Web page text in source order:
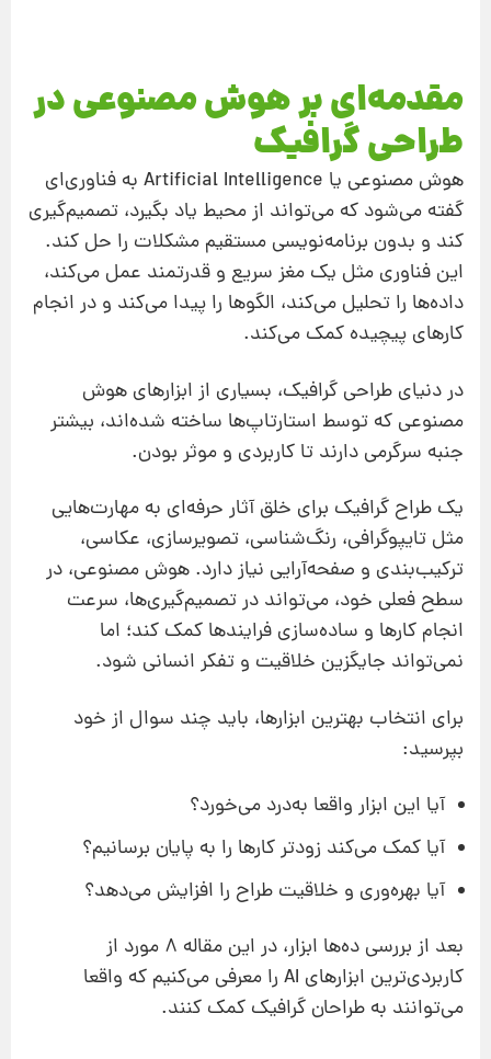
مقدمه‌ای بر هوش مصنوعی در
طراحی گرافیک
هوش مصنوعی یا Artificial Intelligence به فناوری‌ای
گفته می‌شود که می‌تواند از محیط یاد بگیرد، تصمیم‌گیری
کند و بدون برنامه‌نویسی مستقیم مشکلات را حل کند.
این فناوری مثل یک مغز سریع و قدرتمند عمل می‌کند،
داده‌ها را تحلیل می‌کند، الگوها را پیدا می‌کند و در انجام
کارهای پیچیده کمک می‌کند.
در دنیای طراحی گرافیک، بسیاری از ابزارهای هوش
مصنوعی که توسط استارتاپ‌ها ساخته شده‌اند، بیشتر
جنبه سرگرمی دارند تا کاربردی و موثر بودن.
یک طراح گرافیک برای خلق آثار حرفه‌ای به مهارت‌هایی
مثل تایپوگرافی، رنگ‌شناسی، تصویرسازی، عکاسی،
ترکیب‌بندی و صفحه‌آرایی نیاز دارد. هوش مصنوعی، در
سطح فعلی خود، می‌تواند در تصمیم‌گیری‌ها، سرعت
انجام کارها و ساده‌سازی فرایندها کمک کند؛ اما
نمی‌تواند جایگزین خلاقیت و تفکر انسانی شود.
برای انتخاب بهترین ابزارها، باید چند سوال از خود
بپرسید:
آیا این ابزار واقعا به‌درد می‌خورد؟
آیا کمک می‌کند زودتر کارها را به پایان برسانیم؟
آیا بهره‌وری و خلاقیت طراح را افزایش می‌دهد؟
بعد از بررسی ده‌ها ابزار، در این مقاله ۸ مورد از
کاربردی‌ترین ابزارهای AI را معرفی می‌کنیم که واقعا
می‌توانند به طراحان گرافیک کمک کنند.